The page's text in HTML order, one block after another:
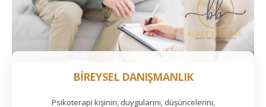
BİREYSEL DANIŞMANLIK
Psikoterapi kişinin, duygularını, düşüncelerini,